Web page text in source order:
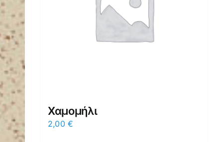
Χαμομήλι
2,00€